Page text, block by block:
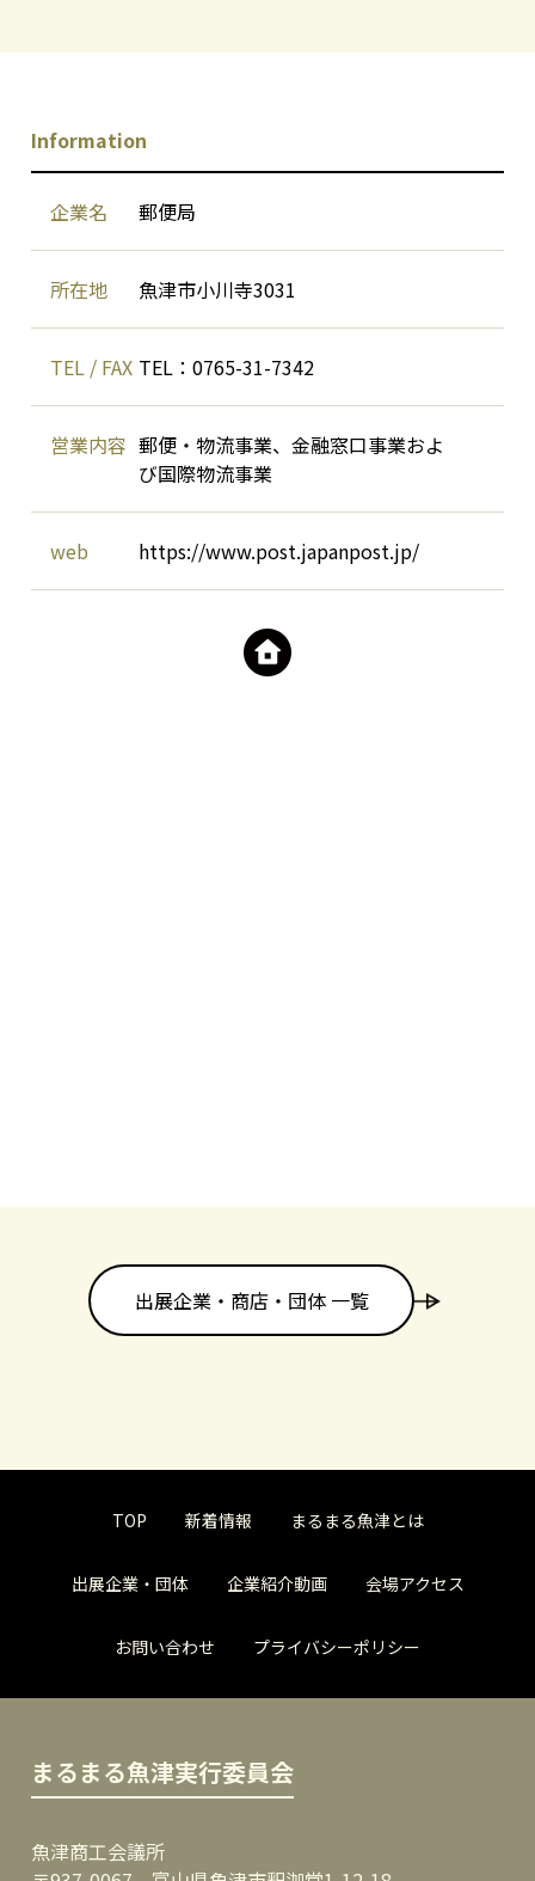
Information
企業名 郵便局
所在地 魚津市小川寺3031
TEL / FAX TEL：0765-31-7342
営業内容 郵便・物流事業、金融窓口事業およ
び国際物流事業
web https://www.post.japanpost.jp/
出展企業・商店・団体 一覧
TOP 新着情報 まるまる魚津とは
出展企業・団体 企業紹介動画 会場アクセス
お問い合わせ プライバシーポリシー
まるまる魚津実行委員会
魚津商工会議所